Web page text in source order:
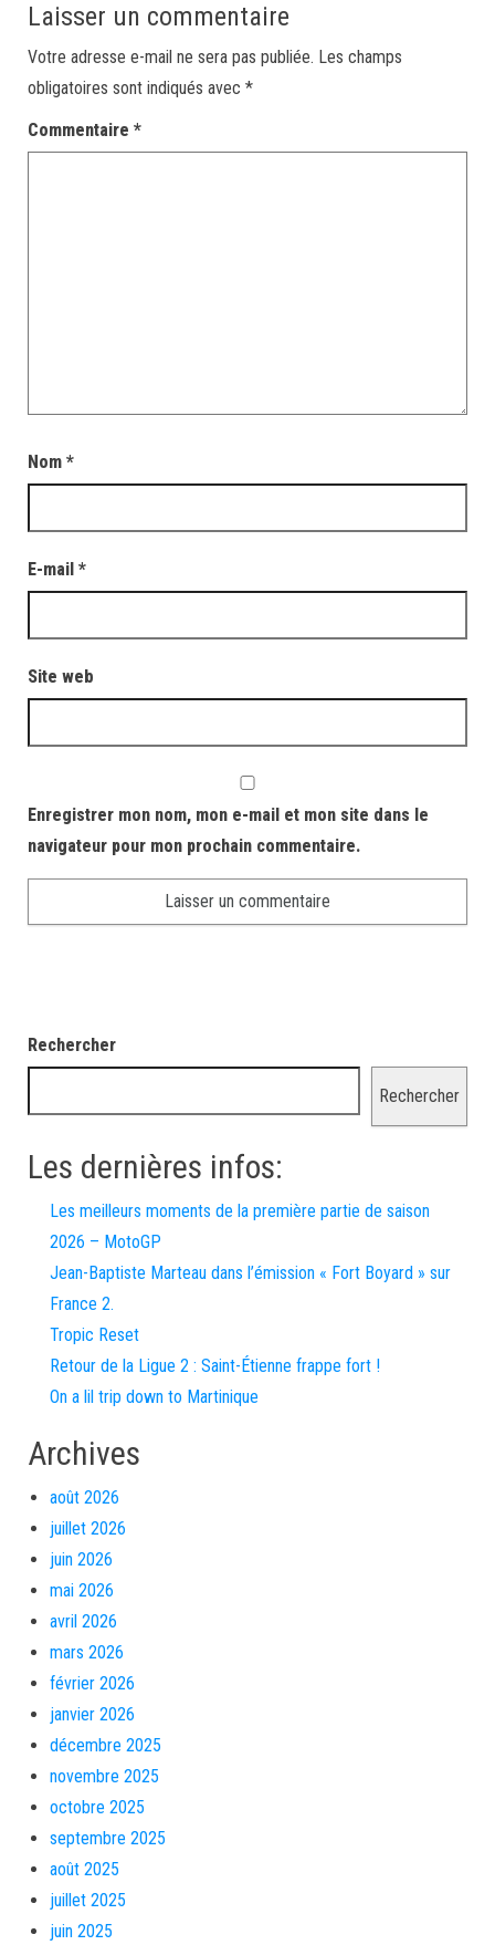
Laisser un commentaire
Votre adresse e-mail ne sera pas publiée. Les champs
obligatoires sont indiqués avec *
Commentaire *
Nom *
E-mail *
Site web
Enregistrer mon nom, mon e-mail et mon site dans le
navigateur pour mon prochain commentaire.
Rechercher
Rechercher
Les dernières infos:
Les meilleurs moments de la première partie de saison
2026 – MotoGP
Jean-Baptiste Marteau dans l’émission « Fort Boyard » sur
France 2.
Tropic Reset
Retour de la Ligue 2 : Saint-Étienne frappe fort !
On a lil trip down to Martinique
Archives
août 2026
juillet 2026
juin 2026
mai 2026
avril 2026
mars 2026
février 2026
janvier 2026
décembre 2025
novembre 2025
octobre 2025
septembre 2025
août 2025
juillet 2025
juin 2025